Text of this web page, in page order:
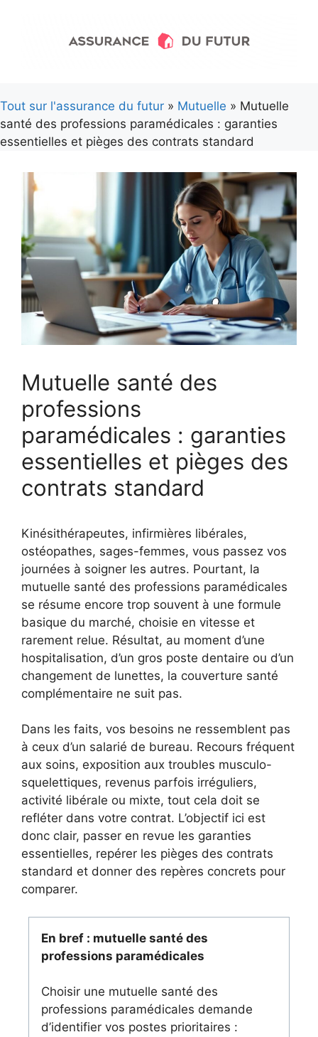
Tout sur l'assurance du futur » Mutuelle » Mutuelle
santé des professions paramédicales : garanties
essentielles et pièges des contrats standard
Mutuelle santé des
professions
paramédicales : garanties
essentielles et pièges des
contrats standard
Kinésithérapeutes, infirmières libérales,
ostéopathes, sages-femmes, vous passez vos
journées à soigner les autres. Pourtant, la
mutuelle santé des professions paramédicales
se résume encore trop souvent à une formule
basique du marché, choisie en vitesse et
rarement relue. Résultat, au moment d’une
hospitalisation, d’un gros poste dentaire ou d’un
changement de lunettes, la couverture santé
complémentaire ne suit pas.
Dans les faits, vos besoins ne ressemblent pas
à ceux d’un salarié de bureau. Recours fréquent
aux soins, exposition aux troubles musculo-
squelettiques, revenus parfois irréguliers,
activité libérale ou mixte, tout cela doit se
refléter dans votre contrat. L’objectif ici est
donc clair, passer en revue les garanties
essentielles, repérer les pièges des contrats
standard et donner des repères concrets pour
comparer.
En bref : mutuelle santé des
professions paramédicales
Choisir une mutuelle santé des
professions paramédicales demande
d’identifier vos postes prioritaires :